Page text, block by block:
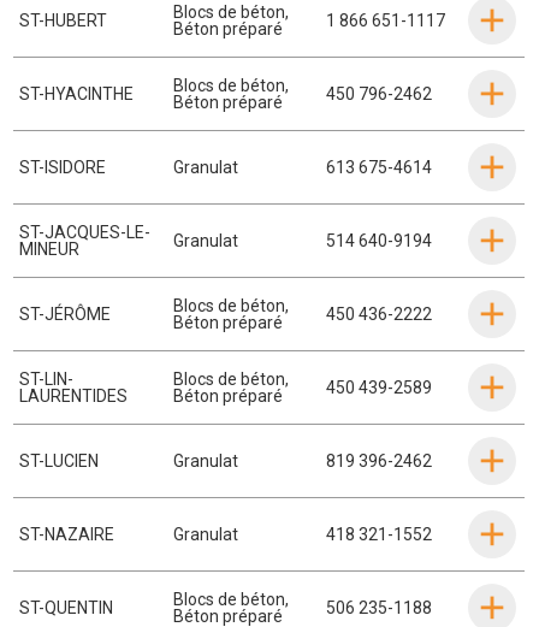
ST-HUBERT Blocs de béton,
Béton préparé
1 866 651-1117
ST-HYACINTHE Blocs de béton,
Béton préparé
450 796-2462
ST-ISIDORE Granulat 613 675-4614
ST-JACQUES-LE-
MINEUR
Granulat 514 640-9194
ST-JÉRÔME Blocs de béton,
Béton préparé
450 436-2222
ST-LIN-
LAURENTIDES
Blocs de béton,
Béton préparé
450 439-2589
ST-LUCIEN Granulat 819 396-2462
ST-NAZAIRE Granulat 418 321-1552
ST-QUENTIN Blocs de béton,
Béton préparé
506 235-1188